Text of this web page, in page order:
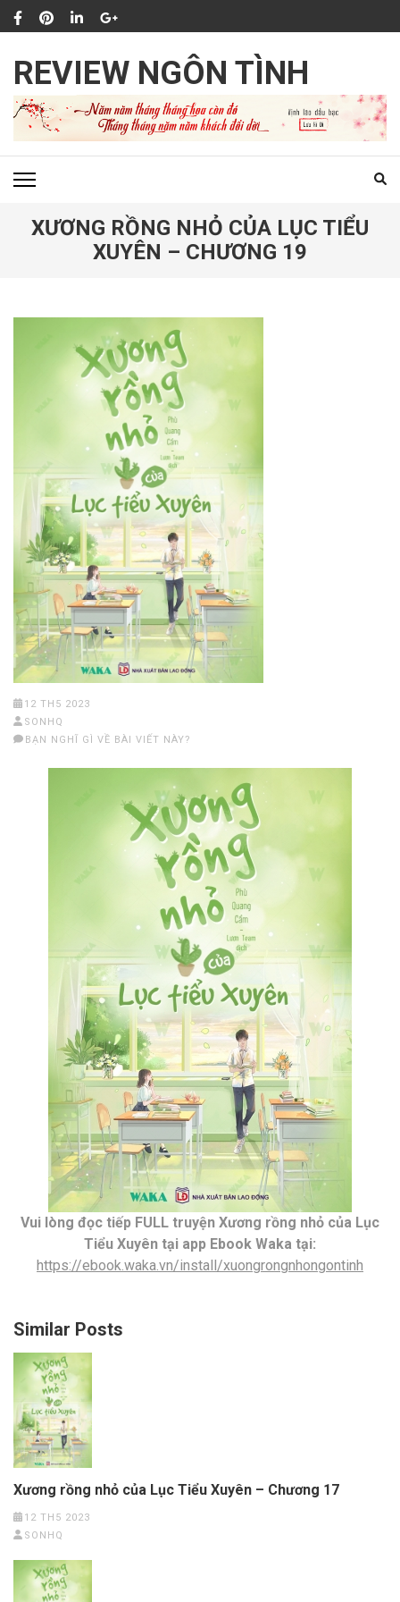
qua
nội
dung
(ấn
Enter)
REVIEW NGÔN TÌNH
XƯƠNG RỒNG NHỎ CỦA LỤC TIỂU
XUYÊN – CHƯƠNG 19
12 TH5 2023
SONHQ
BẠN NGHĨ GÌ VỀ BÀI VIẾT NÀY?
Vui lòng đọc tiếp FULL truyện Xương rồng nhỏ của Lục
Tiểu Xuyên tại app Ebook Waka tại:
https://ebook.waka.vn/install/xuongrongnhongontinh
Similar Posts
Xương rồng nhỏ của Lục Tiểu Xuyên – Chương 17
12 TH5 2023
SONHQ